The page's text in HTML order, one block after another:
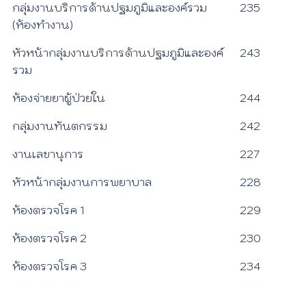
กลุ่มงานบริการด้านปฐมภูมิและองค์รวม
(ห้องทำงาน)
235
หัวหน้ากลุ่มงานบริการด้านปฐมภูมิและองค์
รวม
243
ห้องจ่ายยาผู้ป่วยใน 244
กลุ่มงานทันตกรรม 242
งานเลขานุการ 227
หัวหน้ากลุ่มงานการพยาบาล 228
ห้องตรวจโรค 1 229
ห้องตรวจโรค 2 230
ห้องตรวจโรค 3 234